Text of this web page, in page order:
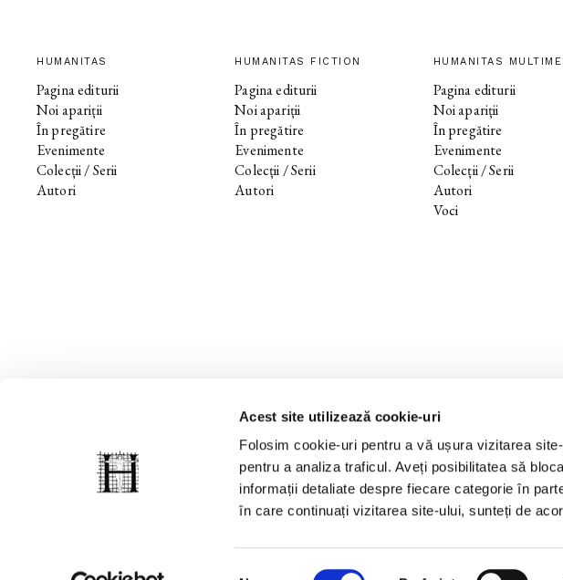
Acest site utilizează cookie-uri
Folosim cookie-uri pentru a vă ușura vizitarea
pentru a analiza traficul. Aveți posibilitatea să
informații detaliate despre fiecare categorie în
în care continuați vizitarea site-ului, sunteți de
HUMANITAS
Pagina editurii
Noi apariții
În pregătire
Evenimente
Colecții / Serii
Autori
HUMANITAS FICTION
Pagina editurii
Noi apariții
În pregătire
Evenimente
Colecții / Serii
Autori
HUMANITAS
Pagina editurii
Noi apariții
În pregătire
Evenimente
Colecții / Serii
Autori
Voci